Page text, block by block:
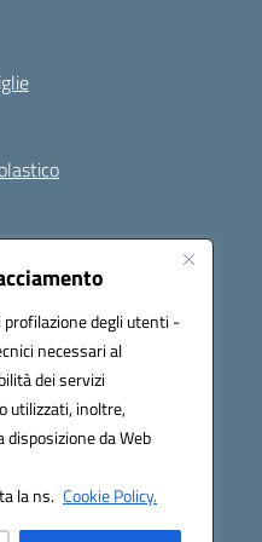
degli utenti -
necessari al
dei servizi
utilizzati, inoltre,
da Web
la ns. Cookie Policy.
su: